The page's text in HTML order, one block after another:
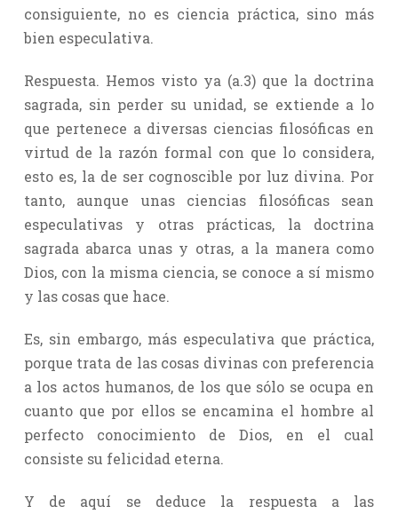
consiguiente, no es ciencia práctica, sino más
bien especulativa.
Respuesta. Hemos visto ya (a.3) que la doctrina
sagrada, sin perder su unidad, se extiende a lo
que pertenece a diversas ciencias filosóficas en
virtud de la razón formal con que lo considera,
esto es, la de ser cognoscible por luz divina. Por
tanto, aunque unas ciencias filosóficas sean
especulativas y otras prácticas, la doctrina
sagrada abarca unas y otras, a la manera como
Dios, con la misma ciencia, se conoce a sí mismo
y las cosas que hace.
Es, sin embargo, más especulativa que práctica,
porque trata de las cosas divinas con preferencia
a los actos humanos, de los que sólo se ocupa en
cuanto que por ellos se encamina el hombre al
perfecto conocimiento de Dios, en el cual
consiste su felicidad eterna.
Y de aquí se deduce la respuesta a las